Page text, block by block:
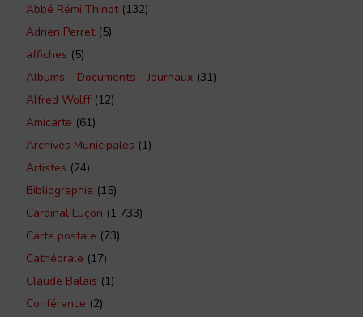
Abbé Rémi Thinot(132)
Adrien Perret(5)
affiches (5)
Albums – Documents – Journaux (31)
Alfred Wolff (12)
Amicarte (61)
Archives Municipales (1)
Artistes (24)
Bibliographie (15)
Cardinal Luçon (1 733)
Carte postale (73)
Cathédrale (17)
Claude Balais (1)
Conférence (2)